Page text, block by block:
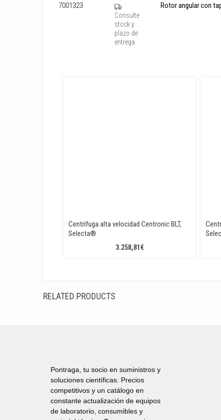
7001323
Consulte
stock y
plazo de
entrega
Rotor angular con
Centrífuga alta velocidad Centronic BLT,
Selecta®
3.258,81 €
RELATED PRODUCTS
Pontraga, tu socio en suministros y
soluciones científicas. Precios
competitivos y un catálogo en
constante actualización de equipos
de laboratorio, consumibles y